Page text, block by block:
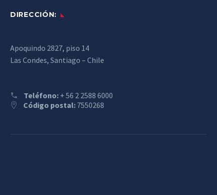
DIRECCIÓN:
Apoquindo 2827, piso 14
Las Condes, Santiago – Chile
Teléfono: + 56 2 2588 6000
Código postal: 7550268